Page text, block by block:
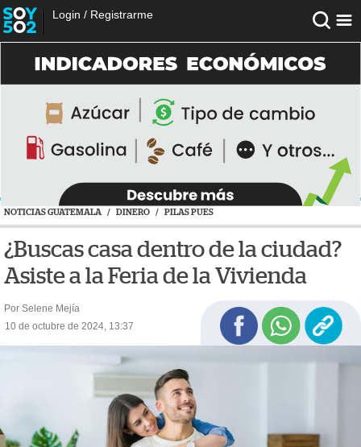
Login / Registrarme
NOTICIAS GUATEMALA / DINERO / PILAS PUES
¿Buscas casa dentro de la ciudad?
Asiste a la Feria de la Vivienda
Por Selene Mejía
10 de octubre de 2024, 13:37